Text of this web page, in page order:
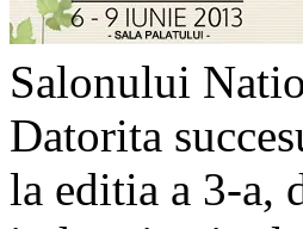
Salonului
Datorita
la editia a 3-a,